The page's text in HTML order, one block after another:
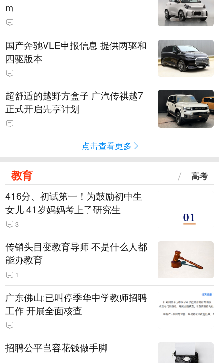
m
国产奔驰VLE申报信息 提供两驱和
四驱版本
超舒适的越野方盒子 广汽传祺越7
正式开启先享计划
点击查看更多
教育 高考
416分、初试第一！为鼓励初中生
女儿 41岁妈妈考上了研究生
3
传销头目变教育导师 不是什么人都
能办教育
1
广东佛山:已叫停季华中学教师招聘
工作 开展全面核查
招聘公平岂容花钱做手脚